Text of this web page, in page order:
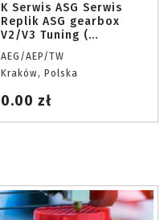
K Serwis ASG Serwis
Replik ASG gearbox
V2/V3 Tuning (
zwiększenie mocy,
szybkostrzelności)
serwis pozakupowy,
środka gearboxa,
AEG/AEP/TW
Kraków, Polska
0.00 zł